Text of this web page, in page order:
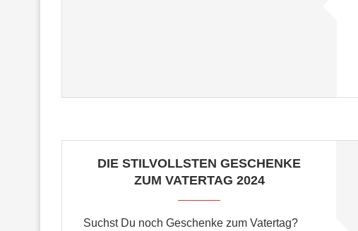
DIE STILVOLLSTEN GESCHENKE
ZUM VATERTAG 2024
Suchst Du noch Geschenke zum Vatertag?